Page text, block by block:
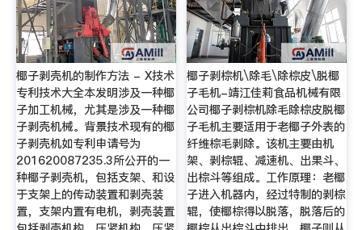
椰子剥壳机的制作方法 - X技术
专利技术大全本发明涉及一种椰
子加工机械，尤其是涉及一种椰
子剥壳机械。背景技术现有的椰
子剥壳机如专利申请号为
201620087235.3所公开的一
种椰子剥壳机，包括支架、和设
于支架上的传动装置和剥壳装
置，支架内置有电机，剥壳装置
椰子剥棕机\除毛\除棕皮\脱椰
子毛机-靖江佳莉食品机械有限
公司椰子剥棕机除毛除棕皮脱椰
子毛机主要适用于老椰子外表的
纤维棕毛剥除。该机主要由机
架、剥棕辊、减速机、出果斗、
出棕斗等组成。工作原理：老椰
子进入机器内，经过特制的剥棕
辊，使椰棕得以脱落，脱落后的